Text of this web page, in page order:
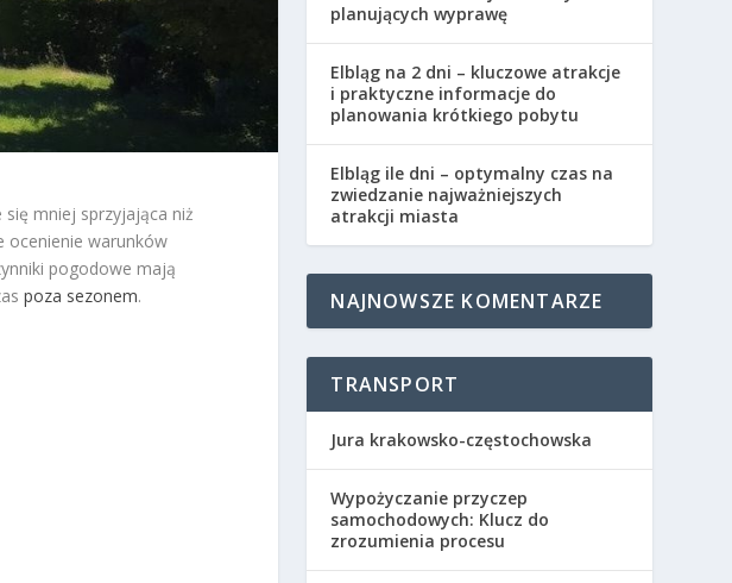
mniej sprzyjająca niż
ocenienie warunków
pogodowe mają
poza sezonem.
planujących wyprawę
Elbląg na 2 dni – kluczowe atrakcje
i praktyczne informacje do
planowania krótkiego pobytu
Elbląg ile dni – optymalny czas na
zwiedzanie najważniejszych
atrakcji miasta
NAJNOWSZE KOMENTARZE
TRANSPORT
Jura krakowsko-częstochowska
Wypożyczanie przyczep
samochodowych: Klucz do
zrozumienia procesu